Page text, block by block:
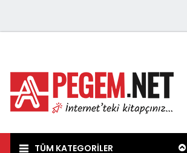
TÜM KATEGORİLER